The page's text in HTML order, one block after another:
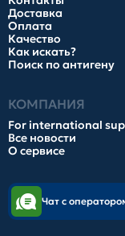
Доставка
Оплата
Качество
Как искать?
Поиск по антигену
КОМПАНИЯ
For international
Все новости
О сервисе
Чат с